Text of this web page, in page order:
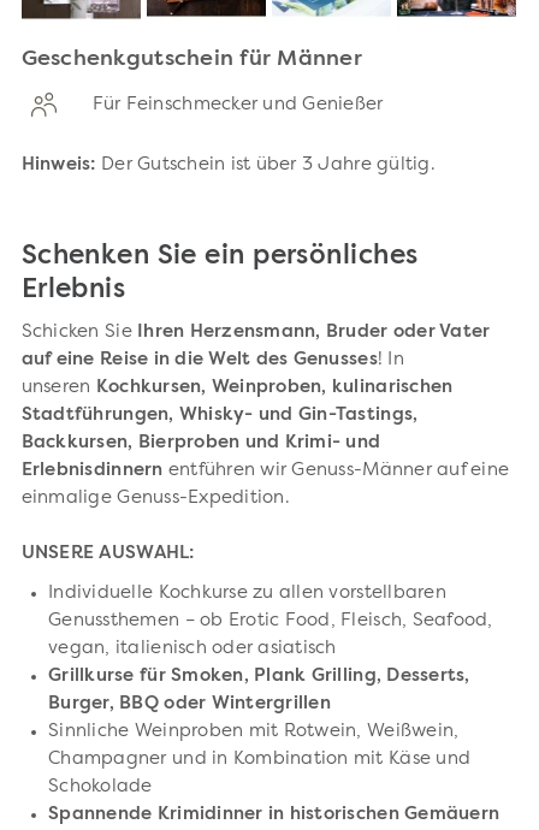
Geschenkgutschein für Männer
Für Feinschmecker und Genießer
Hinweis: Der Gutschein ist über 3 Jahre gültig.
Schenken Sie ein persönliches
Erlebnis
Schicken Sie Ihren Herzensmann, Bruder oder Vater
auf eine Reise in die Welt des Genusses! In
unseren Kochkursen, Weinproben, kulinarischen
Stadtführungen, Whisky- und Gin-Tastings,
Backkursen, Bierproben und Krimi- und
Erlebnisdinnern entführen wir Genuss-Männer auf eine
einmalige Genuss-Expedition.
UNSERE AUSWAHL:
Individuelle Kochkurse zu allen vorstellbaren
Genussthemen – ob Erotic Food, Fleisch, Seafood,
vegan, italienisch oder asiatisch
Grillkurse fürSmoken, Plank Grilling, Desserts,
Burger, BBQ oder Wintergrillen
Sinnliche Weinproben mit Rotwein, Weißwein,
Champagner und in Kombination mit Käse und
Schokolade
Spannende Krimidinner in historischen Gemäuern